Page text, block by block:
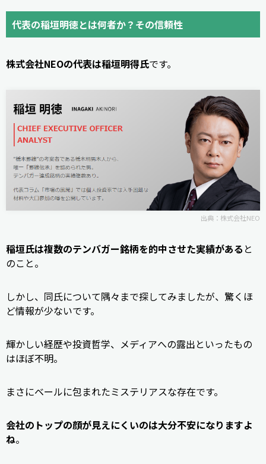
代表の稲垣明徳とは何者か？その信頼性
株式会社NEOの代表は稲垣明得氏です。
出典： 株式会社NEO
稲垣氏は複数のテンバガー銘柄を的中させた実績がある と
のこと。
しかし、同氏について隅々まで探してみましたが、驚くほ
ど情報が少ないです。
輝かしい経歴や投資哲学、メディアへの露出といったもの
はほぼ不明。
まさにベールに包まれたミステリアスな存在です。
会社のトップの顔が見えにくいのは大分不安になりますよ
ね。